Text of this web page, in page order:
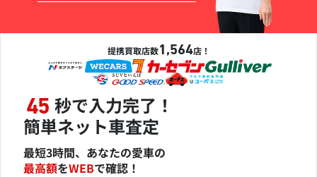
提携買取店数1,564店！
45 秒で入力完了！
簡単ネット車査定
最短3時間、あなたの愛車の
最高額をWEBで確認！